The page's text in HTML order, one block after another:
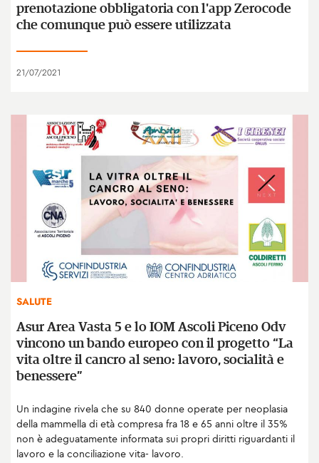
prenotazione obbligatoria con l'app Zerocode
che comunque può essere utilizzata
21/07/2021
SALUTE
Asur Area Vasta 5 e lo IOM Ascoli Piceno Odv
vincono un bando europeo con il progetto “La
vita oltre il cancro al seno: lavoro, socialità e
benessere”
Un indagine rivela che su 840 donne operate per neoplasia
della mammella di età compresa fra 18 e 65 anni oltre il 35%
non è adeguatamente informata sui propri diritti riguardanti il
lavoro e la conciliazione vita- lavoro.